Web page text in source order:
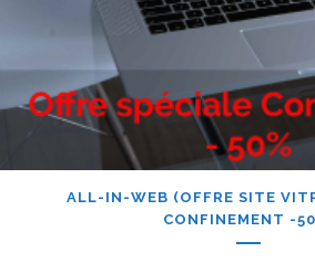
ALL-IN-WEB (OFFRE SITE
CONFINEMENT -